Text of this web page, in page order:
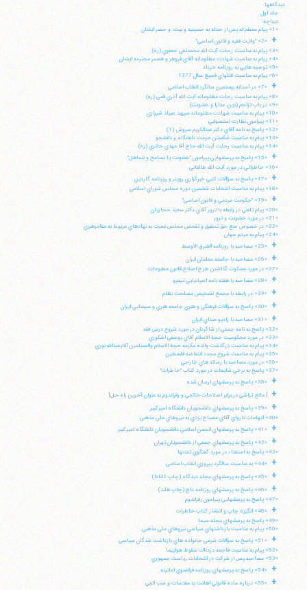
دیدگاهها
جلد اول
ديباچه:
«1» پيام معظم له پس از حمله به حسينيه و بيت، و حصر ايشان
+
«2» "ولايت فقيه و قانون اساسي"
«3» پيام به مناسبت رحلت آيت الله محمدتقي جعفري (ره)
«4» پيام به مناسبت شهادت مظلومانه آقاي فروهر و همسر محترمه ايشان
«5» توصيه هايي به روزنامه خرداد
«6» پيام به مناسبت قتلهاي فجيع سال 1377
+
«7» در آستانه بيستمين سالگرد انقلاب اسلامي
«8» پيام به مناسبت رحلت مظلومانه آيت الله آذري قمي (ره)
«9» در باب تزاحم (دين، مدارا و خشونت)
«10» پيام به مناسبت شهادت مظلومانه سپهبد صياد شيرازي
«11» پيرامون نظارت استصوابي
«12» پاسخ به نامه آقاي دكتر عبدالكريم سروش (1)
«13» پيام به مناسبت شكستن حرمت دانشگاه و دانشجو
«14» پپام به مناسبت رحلت آيت الله حاج آقا مهدي حائري (ره)
+
«15» پاسخ به پرسشهايي پيرامون "خشونت يا تسامح و تساهل"
«16» خاطراتي در مورد آيت الله طالقاني
+
«17» پاسخ به سؤالات كتبي خبرگزاري رويتر و روزنامه گاردين
«18» پيام به مناسبت انتخابات ششمين دوره مجلس شوراي اسلامي
+
«19» "حكومت مردمي و قانون اساسي"
«20» پيام تلفني در رابطه با ترور آقاي دكتر سعيد حجاريان
«21» در مورد خشونت و ترور
«22» در خصوص منع حق تحقيق و تفحص مجلس نسبت به نهادهاي مربوط به مقامرهبري
«24» پيام به مردم جهان
+ «25» مصاحبه با روزنامه الشرق الاوسط
+
«26» مصاحبه با جامعه معلمان ايران
«27» در مورد مسكوت گذاشتن طرح اصلاح قانون مطبوعات
+ «28» مصاحبه با هفته نامه اسپانيايي تيمپو
+ «29» در رابطه با مجمع تشخيص مصلحت نظام
+ «30» پاسخ به سؤالات فرهنگي و هنري جامعه هنري و سينمايي ايران
+
«31» مصاحبه با راديو صداي ايران
«32» پاسخ به نامه جمعي از شاگردان در مورد شروع درس فقه
«33» در مورد محكوميت حجة الاسلام آقاي يوسفي اشكوري
«34» پيام به مناسبت درگذشت والده مكرمه حجة الاسلام والمسلمين آقايعبدالله نوري
«35» پيام به مناسبت شروع مجدد انتفاضه فلسطين
«36» در مورد مصاحبه با رسانه هاي خارجي
«37» پاسخ به برخي شايعات در مورد كتاب "خاطرات"
+ «38» پاسخ به پرسشهاي ارسال شده
+ [ مانع تراشي در برابر اصلاحات خاتمي و رفراندوم به عنوان آخرين راه حل]
+
«39» پاسخ به پرسشهاي دانشجويان دانشگاه اميركبير
«40» اتهامات نارواي آقاي مصباح يزدي به نيروهاي ملي مذهبي
+ «41» پاسخ به پرسشهاي انجمن اسلامي دانشجويان دانشگاه اميركبير
+
«42» پاسخ به پرسشهاي جمعي از دانشجويان تهران
«43» پاسخ به استفتاء در مورد گفتگوي تمدنها
+ «44» به مناسبت سالگرد پيروزي انقلاب اسلامي
+ «45» پاسخ به پرسشهاي مجله ديدگاه (چاپ كانادا)
+
«46» پاسخ به پرسشهاي روزنامه داچ (چاپ هلند)
«47» پاسخ به پرسشهايي پيرامون رفراندوم
+
«48» انگيزه چاپ و انتشار كتاب خاطرات
«49» پاسخ به پرسشهاي مجله سيما
«50» پيام به مناسبت بازداشتهاي سياسي نيروهاي ملي مذهبي
+
«51» پاسخ به سؤالات شرعي خانواده هاي بازداشت شدگان سياسي
«52» پپام به مناسبت فاجعه دردناك سقوط هواپيما
«53» مصاحبه پس از شركت در انتخابات رياست جمهوري
+ «54» پاسخ به پرسشهاي روزنامه فرانسوي امانيته
+ «55» درباره ماده قانوني اهانت به مقدسات و سب النبي